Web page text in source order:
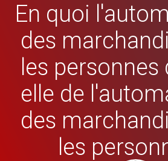
En quoi
des
les
elle de
des
les